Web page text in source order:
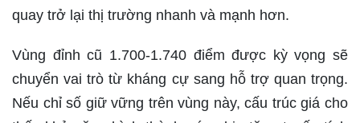
quay trở lại thị trường nhanh và mạnh hơn.
Vùng đỉnh cũ 1.700-1.740 điểm được kỳ vọng sẽ
chuyển vai trò từ kháng cự sang hỗ trợ quan trọng.
Nếu chỉ số giữ vững trên vùng này, cấu trúc giá cho